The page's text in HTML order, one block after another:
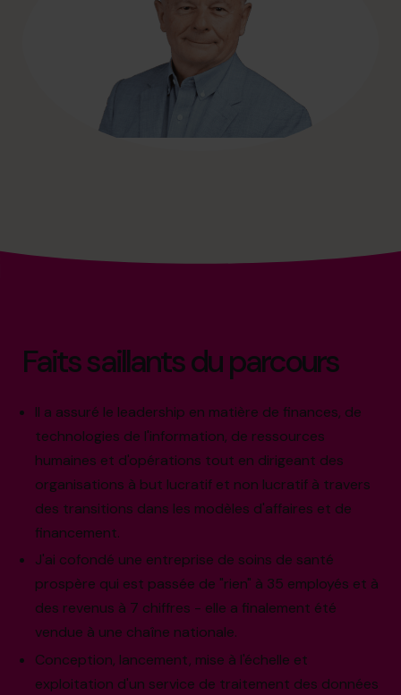
Faits saillants du parcours
Il a assuré le leadership en matière de finances, de
technologies de l'information, de ressources
humaines et d'opérations tout en dirigeant des
organisations à but lucratif et non lucratif à travers
des transitions dans les modèles d'affaires et de
financement.
J'ai cofondé une entreprise de soins de santé
prospère qui est passée de "rien" à 35 employés et à
des revenus à 7 chiffres - elle a finalement été
vendue à une chaîne nationale.
Conception, lancement, mise à l'échelle et
exploitation d'un service de traitement des données